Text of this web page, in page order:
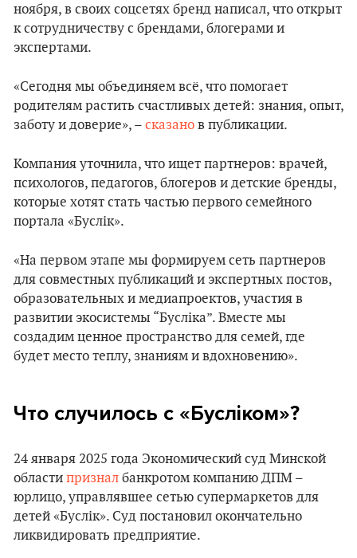
ноября, в своих соцсетях бренд написал, что открыт
к сотрудничеству с брендами, блогерами и
экспертами.
«Сегодня мы объединяем всё, что помогает
родителям растить счастливых детей: знания, опыт,
заботу и доверие», – сказано в публикации.
Компания уточнила, что ищет партнеров: врачей,
психологов, педагогов, блогеров и детские бренды,
которые хотят стать частью первого семейного
портала «Буслiк».
«На первом этапе мы формируем сеть партнеров
для совместных публикаций и экспертных постов,
образовательных и медиапроектов, участия в
развитии экосистемы “Буслiка”. Вместе мы
создадим ценное пространство для семей, где
будет место теплу, знаниям и вдохновению».
Что случилось с «Бусліком»?
24 января 2025 года Экономический суд Минской
области признал банкротом компанию ДПМ –
юрлицо, управлявшее сетью супермаркетов для
детей «Буслік». Суд постановил окончательно
ликвидировать предприятие.